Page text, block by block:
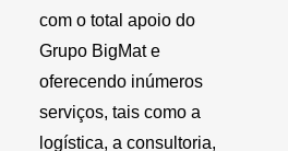
com o total apoio do
Grupo BigMat e
oferecendo inúmeros
serviços, tais como a
logística, a consultoria,